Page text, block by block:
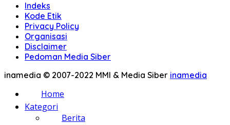
Indeks
Kode Etik
Privacy Policy
Organisasi
Disclaimer
Pedoman Media Siber
inamedia © 2007-2022 MMI & Media Siber inamedia
Home
Kategori
Berita